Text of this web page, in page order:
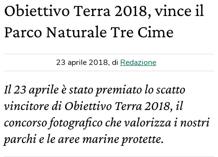
Obiettivo Terra 2018, vince il
Parco Naturale Tre Cime
23 aprile 2018, di Redazione
Il 23 aprile è stato premiato lo scatto
vincitore di Obiettivo Terra 2018, il
concorso fotografico che valorizza i nostri
parchi e le aree marine protette.